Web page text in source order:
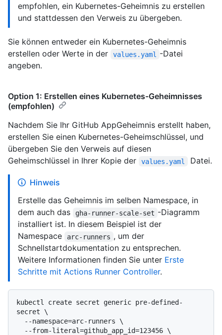
empfohlen, ein Kubernetes-Geheimnis zu erstellen
und stattdessen den Verweis zu übergeben.
Sie können entweder ein Kubernetes-Geheimnis
erstellen oder Werte in der
values.yaml
-Datei
angeben.
Option 1: Erstellen eines Kubernetes-Geheimnisses
(empfohlen)
Nachdem Sie Ihr GitHub AppGeheimnis erstellt haben,
erstellen Sie einen Kubernetes-Geheimschlüssel, und
übergeben Sie den Verweis auf diesen
Geheimschlüssel in Ihrer Kopie der
values.yaml Datei.
Hinweis
Erstelle das Geheimnis im selben Namespace, in
dem auch das
gha-runner-scale-set -Diagramm
installiert ist. In diesem Beispiel ist der
Namespace
arc-runners , um der
Schnellstartdokumentation zu entsprechen.
Weitere Informationen finden Sie unter Erste
Schritte mit Actions Runner Controller.
kubectl create secret generic pre-defined-
secret \